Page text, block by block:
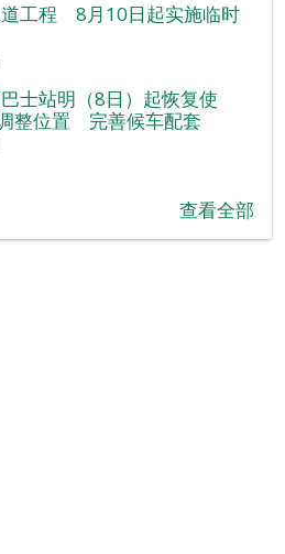
工程 8月10日起实施临时
士站明（8日）起恢复使
整位置 完善候车配套
查看全部